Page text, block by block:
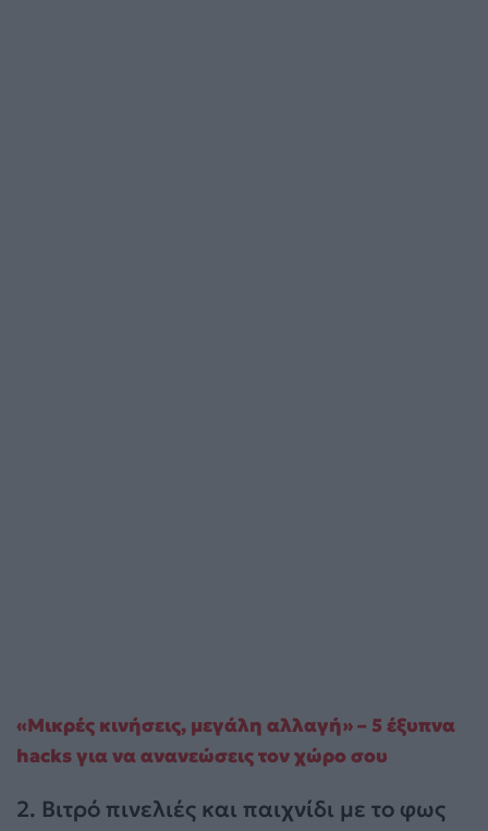
«Μικρές κινήσεις, μεγάλη αλλαγή» – 5 έξυπνα
hacks για να ανανεώσεις τον χώρο σου
2. Βιτρό πινελιές και παιχνίδι με το φως